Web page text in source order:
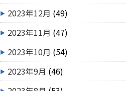
2023年12月 (49)
2023年11月 (47)
2023年10月 (54)
2023年9月 (46)